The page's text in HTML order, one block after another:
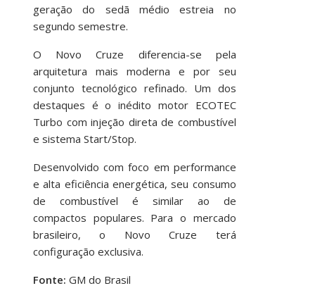
geração do sedã médio estreia no
segundo semestre.
O Novo Cruze diferencia-se pela
arquitetura mais moderna e por seu
conjunto tecnológico refinado. Um dos
destaques é o inédito motor ECOTEC
Turbo com injeção direta de combustível
e sistema Start/Stop.
Desenvolvido com foco em performance
e alta eficiência energética, seu consumo
de combustível é similar ao de
compactos populares. Para o mercado
brasileiro, o Novo Cruze terá
configuração exclusiva.
Fonte: GM do Brasil